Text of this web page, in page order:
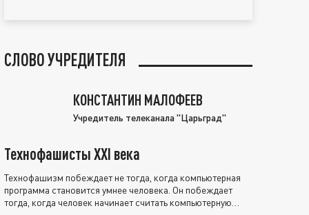
СЛОВО УЧРЕДИТЕЛЯ
КОНСТАНТИН МАЛОФЕЕВ
Учредитель телеканала "Царьград"
Технофашисты XXI века
Технофашизм побеждает не тогда, когда компьютерная
программа становится умнее человека. Он побеждает
тогда, когда человек начинает считать компьютерную